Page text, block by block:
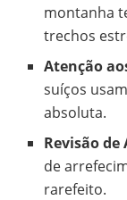
montanha
trechos
Atenção
suíços
absoluta.
Revisão
de
rarefeito.